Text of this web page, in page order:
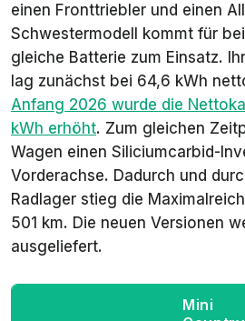
einen Fronttriebler und einen
Schwestermodell kommt für
gleiche Batterie zum Einsatz.
lag zunächst bei 64,6 kWh
Anfang 2026 wurde die
kWh erhöht. Zum gleichen
Wagen einen Siliciumcarbid-
Vorderachse. Dadurch und
Radlager stieg die
501 km. Die neuen Versionen
ausgeliefert.
Mini